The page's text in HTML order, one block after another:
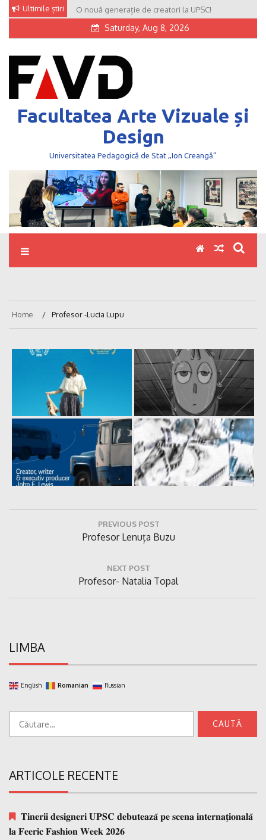
Skip
content
Ultimile știri O nouă generație de creatori la UPSC!
Saturday, Aug 8, 2026
Facultatea Arte Vizuale și
Design
Universitatea Pedagogică de Stat „Ion Creangă”
Home Profesor -Lucia Lupu
PREVIOUS POST
Previous
Profesor Lenuța Buzu
NEXT POST
Next
Post:
Profesor- Natalia Topal
LIMBA
English Romanian Russian
ARTICOLE RECENTE
𝐓𝐢𝐧𝐞𝐫𝐢𝐢 𝐝𝐞𝐬𝐢𝐠𝐧𝐞𝐫𝐢 𝐔𝐏𝐒𝐂 𝐝𝐞𝐛𝐮𝐭𝐞𝐚𝐳𝐚̆ 𝐩𝐞 𝐬𝐜𝐞𝐧𝐚 𝐢𝐧𝐭𝐞𝐫𝐧𝐚𝐭̗𝐢𝐨𝐧𝐚𝐥𝐚̆
𝐥𝐚 𝐅𝐞𝐞𝐫𝐢𝐜 𝐅𝐚𝐬𝐡𝐢𝐨𝐧 𝐖𝐞𝐞𝐤 𝟐𝟎𝟐𝟔